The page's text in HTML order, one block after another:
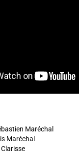
Maréchal
Maréchal
Clarisse